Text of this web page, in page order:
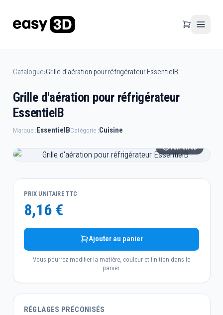
Catalogue›Grille d'aération pour réfrigérateur EssentielB
Grille d'aération pour réfrigérateur
EssentielB
Marque :EssentielBCatégorie :Cuisine
Voir en 3D
PRIX UNITAIRE TTC
8,16 €
Ajouter au panier
Vous pourrez modifier la matière, couleur et finition dans le
panier.
RÉGLAGES PRÉCONISÉS